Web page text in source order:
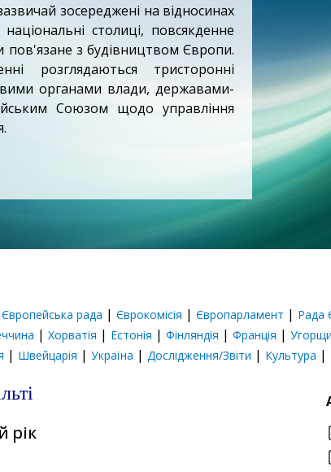
зосереджені на відносинах
столиці, повсякденне
пов'язане з будівництвом Європи.
розглядаються тристоронні
органами влади, державами-
Союзом щодо управління
Європейська рада | Єврокомісія | Європарламент | Рада
| Хорватія | Естонія | Фінляндія | Франція |
| Швейцарія | Україна | Дослідження/Звіти | Культура |
рік